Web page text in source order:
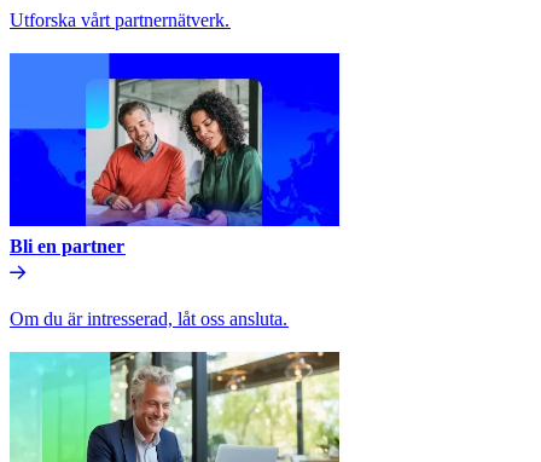
Utforska vårt partnernätverk.​​
Bli en partner​​
Om du är intresserad, låt oss ansluta.​​